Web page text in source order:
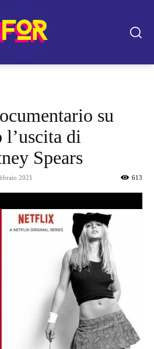
su
di
Spears
2021 613